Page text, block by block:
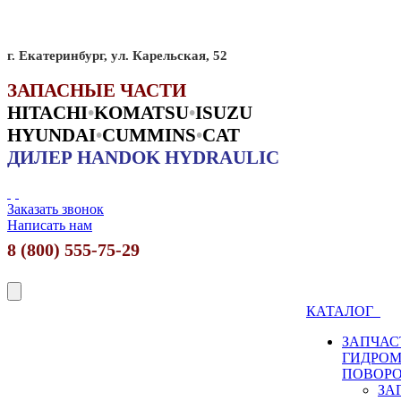
г. Екатеринбург, ул. Карельская, 52
ЗАПАСНЫЕ ЧАСТИ
HITACHI•KOMATSU•ISUZU
HYUNDAI•CUMMINS•CAT
ДИЛЕР HANDOK HYDRAULIC
Заказать звонок
Написать нам
8 (800) 555-75-29
КАТАЛОГ